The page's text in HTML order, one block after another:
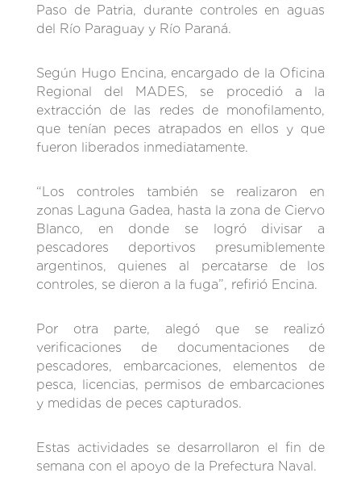
Paso de Patria, durante controles en aguas
del Río Paraguay y Río Paraná.
Según Hugo Encina, encargado de la Oficina
Regional del MADES, se procedió a la
extracción de las redes de monofilamento,
que tenían peces atrapados en ellos y que
fueron liberados inmediatamente.
“Los controles también se realizaron en
zonas Laguna Gadea, hasta la zona de Ciervo
Blanco, en donde se logró divisar a
pescadores deportivos presumiblemente
argentinos, quienes al percatarse de los
controles, se dieron a la fuga”, refirió Encina.
Por otra parte, alegó que se realizó
verificaciones de documentaciones de
pescadores, embarcaciones, elementos de
pesca, licencias, permisos de embarcaciones
y medidas de peces capturados.
Estas actividades se desarrollaron el fin de
semana con el apoyo de la Prefectura Naval.